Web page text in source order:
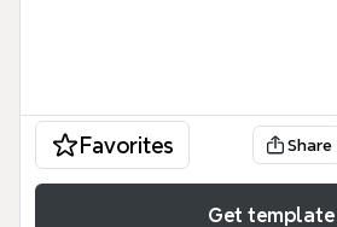
Favorites Share
Get template